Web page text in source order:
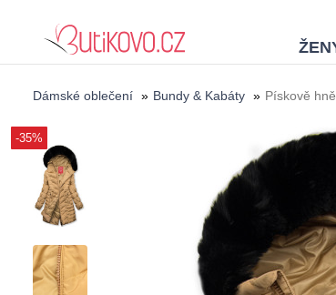
Dámské oblečení » Bundy & Kabáty » Pískově
-35%